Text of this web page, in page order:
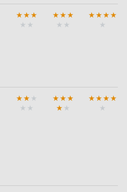
★ ★ ★
★ ★
★ ★ ★
★ ★
★ ★ ★ ★
★
★ ★ ★
★ ★
★ ★ ★
★ ★
★ ★ ★ ★
★